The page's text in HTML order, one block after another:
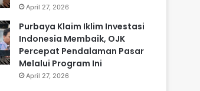
April 27, 2026
Purbaya Klaim Iklim Investasi
Indonesia Membaik, OJK
Percepat Pendalaman Pasar
Melalui Program Ini
April 27, 2026